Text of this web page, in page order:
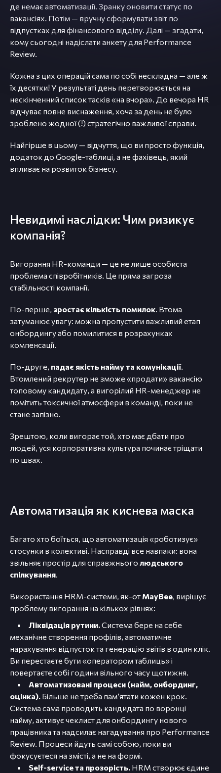
де немає автоматизації. Зранку оновити статус по
вакансіях. Потім — вручну сформувати звіт по
відпустках для фінансового відділу. Далі — згадати,
кому сьогодні надіслати анкету для Performance
Review.
Кожна з цих операцій сама по собі нескладна — але ж
їх десятки! У результаті день перетворюється на
нескінченний список тасків «на вчора». До вечора HR
відчуває повне виснаження, хоча за день не було
зроблено жодної (!) стратегічно важливої справи.
Найгірше в цьому — відчуття, що ви просто функція,
додаток до Google-таблиці, а не фахівець, який
впливає на розвиток бізнесу.
Невидимі наслідки: Чим ризикує
компанія?
Вигорання HR-команди — це не лише особиста
проблема співробітників. Це пряма загроза
стабільності компанії.
По-перше, зростає кількість помилок. Втома
затуманює увагу: можна пропустити важливий етап
онбордингу або помилитися в розрахунках
компенсації.
По-друге, падає якість найму та комунікації.
Втомлений рекрутер не зможе «продати» вакансію
топовому кандидату, а вигорілий HR-менеджер не
помітить токсичної атмосфери в команді, поки не
стане запізно.
Зрештою, коли вигорає той, хто має дбати про
людей, уся корпоративна культура починає тріщати
по швах.
Автоматизація як киснева маска
Багато хто боїться, що автоматизація «роботизує»
стосунки в колективі. Насправді все навпаки: вона
звільняє простір для справжнього людського
спілкування.
Використання HRM-системи, як-от MayBee, вирішує
проблему вигорання на кількох рівнях:
Ліквідація рутини.Система бере на себе
механічне створення профілів, автоматичне
нарахування відпусток та генерацію звітів в один клік.
Ви перестаєте бути «оператором таблиць» і
повертаєте собі години вільного часу щотижня.
Автоматизовані процеси (найм, онбординг,
оцінка). Більше не треба пам’ятати кожен крок.
Система сама проводить кандидата по воронці
найму, активує чеклист для онбордингу нового
працівника та надсилає нагадування про Performance
Review. Процеси йдуть самі собою, поки ви
фокусуєтеся на змісті, а не на формі.
Self-service та прозорість. HRM створює єдине